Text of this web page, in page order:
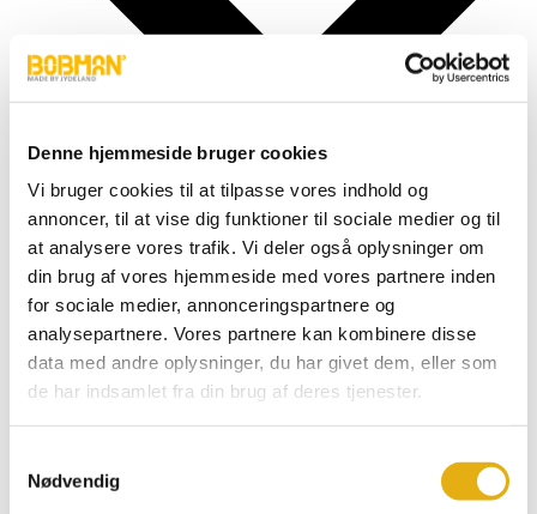
Denne hjemmeside bruger cookies
Vi bruger cookies til at tilpasse vores indhold og
annoncer, til at vise dig funktioner til sociale medier og til
at analysere vores trafik. Vi deler også oplysninger om
din brug af vores hjemmeside med vores partnere inden
for sociale medier, annonceringspartnere og
analysepartnere. Vores partnere kan kombinere disse
data med andre oplysninger, du har givet dem, eller som
de har indsamlet fra din brug af deres tjenester.
Nødvendig
Super, S
Frontload, FL
Selfload, SL
Powerlead
Comfort
Multiload, Feeder